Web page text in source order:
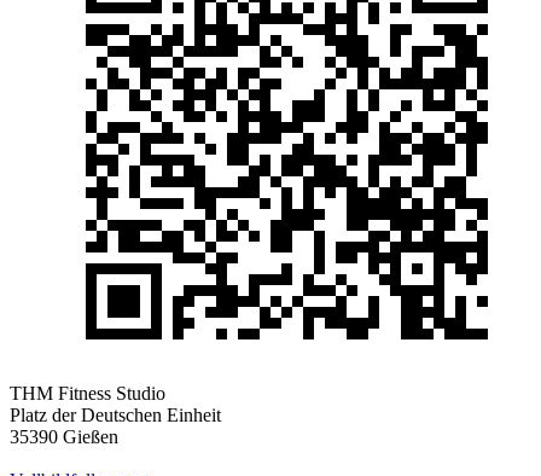
THM Fitness Studio
Platz der Deutschen Einheit
35390 Gießen